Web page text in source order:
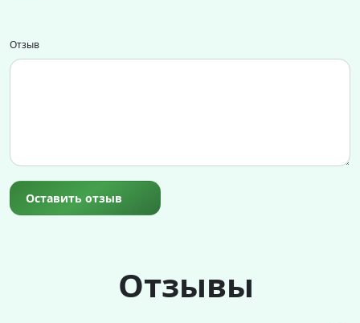
Отзыв
Оставить отзыв
Отзывы